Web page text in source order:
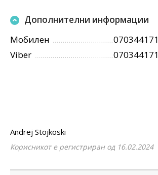
Дополнителни информации
Мобилен
070344171
Viber
070344171
Andrej Stojkoski
Корисникот е регистриран од 16.02.2024